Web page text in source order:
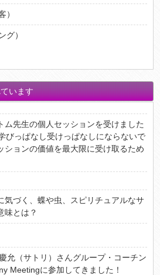
）
グ）
います
ム先生の個人セッションを受けました
っぱなし受けっぱなしにならないで
ションの価値を最大限に受け取るため
気づく、蝶や虫、スピリチュアルなサ
味とは？
允（サトリ）さんグループ・コーチン
Meetingに参加してきました！